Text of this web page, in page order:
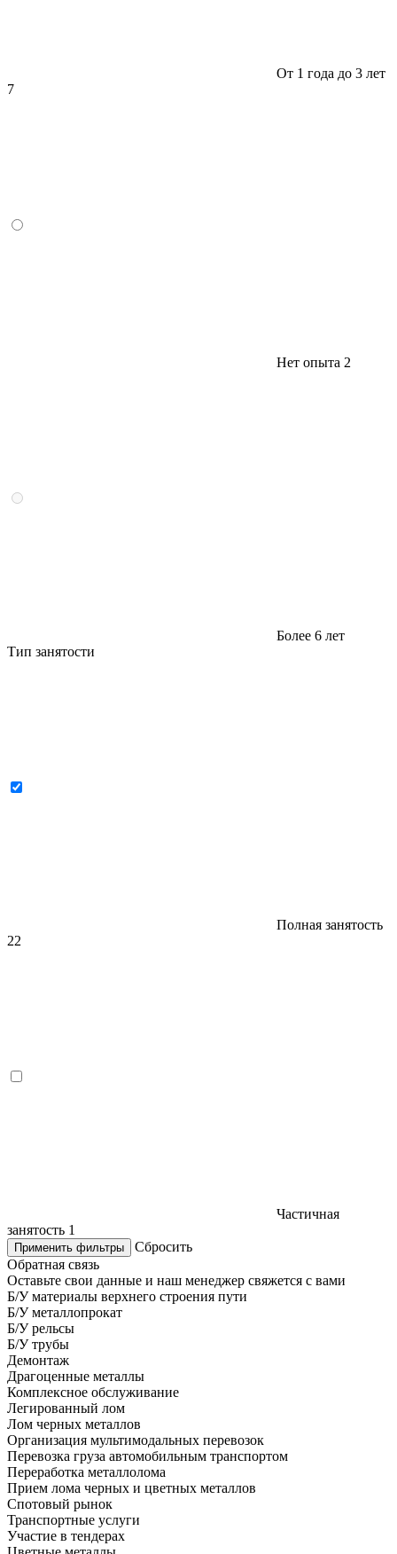
От 1 года до 3 лет
7
Нет опыта 2
Более 6 лет
Тип занятости
Полная занятость
22
Частичная
занятость 1
Применить фильтры
Сбросить
Обратная связь
Оставьте свои данные и наш менеджер свяжется с вами
Б/У материалы верхнего строения пути
Б/У металлопрокат
Б/У рельсы
Б/У трубы
Демонтаж
Драгоценные металлы
Комплексное обслуживание
Легированный лом
Лом черных металлов
Организация мультимодальных перевозок
Перевозка груза автомобильным транспортом
Переработка металлолома
Прием лома черных и цветных металлов
Спотовый рынок
Транспортные услуги
Участие в тендерах